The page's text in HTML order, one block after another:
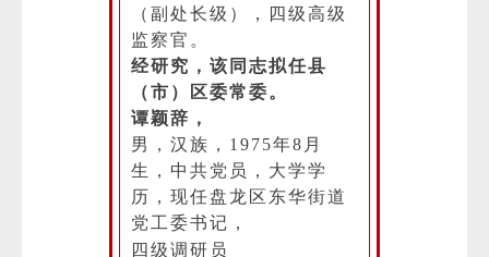
（副处长级），四级高级
监察官。
经研究，该同志拟任县
（市）区委常委。
谭颖辞，
男，汉族，1975年8月
生，中共党员，大学学
历，现任盘龙区东华街道
党工委书记，
四级调研员